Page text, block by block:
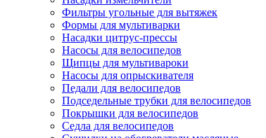
Фильтры угольные для вытяжек
Формы для мультиварки
Насадки цитрус-прессы
Насосы для велосипедов
Щипцы для мультивароки
Насосы для опрыскивателя
Педали для велосипедов
Подседельные трубки для велосипедов
Покрышки для велосипедов
Седла для велосипедов